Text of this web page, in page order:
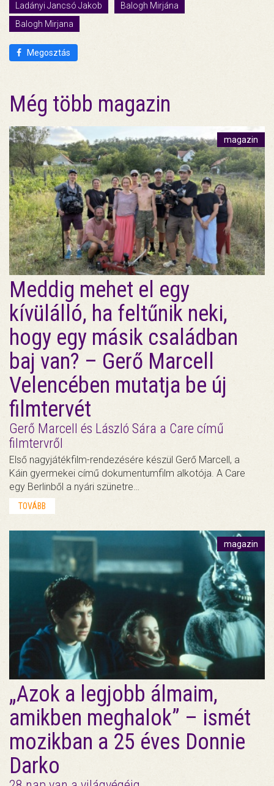
Ladányi Jancsó Jakob
Balogh Mirjána
Balogh Mirjana
Megosztás
Még több magazin
magazin
Meddig mehet el egy
kívülálló, ha feltűnik neki,
hogy egy másik családban
baj van? – Gerő Marcell
Velencében mutatja be új
filmtervét
Gerő Marcell és László Sára a Care című
filmtervről
Első nagyjátékfilm-rendezésére készül Gerő Marcell, a
Káin gyermekei című dokumentumfilm alkotója. A Care
egy Berlinből a nyári szünetre…
TOVÁBB
magazin
„Azok a legjobb álmaim,
amikben meghalok” – ismét
mozikban a 25 éves Donnie
Darko